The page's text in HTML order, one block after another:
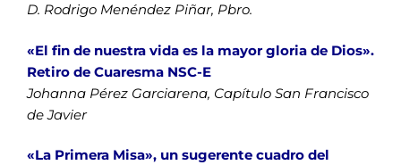
D. Rodrigo Menéndez Piñar, Pbro.
«El fin de nuestra vida es la mayor gloria de Dios».
Retiro de Cuaresma NSC-E
Johanna Pérez Garciarena, Capítulo San Francisco
de Javier
«La Primera Misa», un sugerente cuadro del